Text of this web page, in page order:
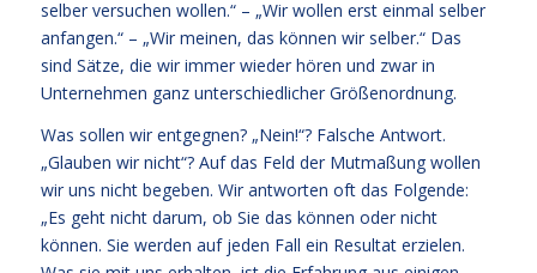
selber versuchen wollen.“ – „Wir wollen erst einmal selber
anfangen.“ – „Wir meinen, das können wir selber.“ Das
sind Sätze, die wir immer wieder hören und zwar in
Unternehmen ganz unterschiedlicher Größenordnung.
Was sollen wir entgegnen? „Nein!“? Falsche Antwort.
„Glauben wir nicht“? Auf das Feld der Mutmaßung wollen
wir uns nicht begeben. Wir antworten oft das Folgende:
„Es geht nicht darum, ob Sie das können oder nicht
können. Sie werden auf jeden Fall ein Resultat erzielen.